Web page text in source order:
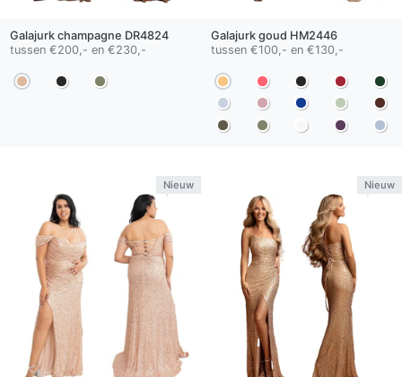
Galajurk champagne DR4824
tussen €200,- en €230,-
Galajurk goud HM2446
tussen €100,- en €130,-
Nieuw Nieuw